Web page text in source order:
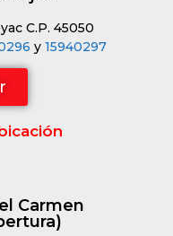
C.P. 45050
y 15940297
Carmen